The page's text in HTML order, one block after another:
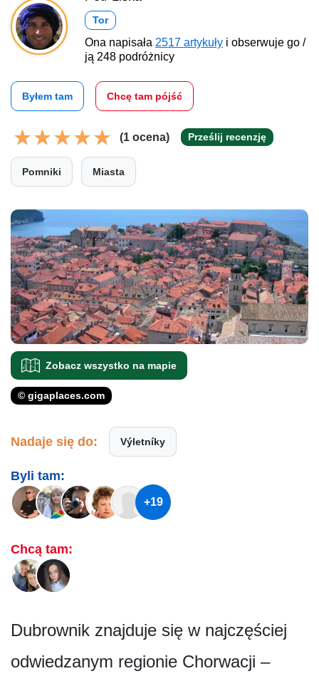
Tor
Ona napisała 2517 artykuły i obserwuje go /
ją 248 podróżnicy
Byłem tam Chcę tam pójść
(1 ocena) Prześlij recenzję
Pomniki Miasta
Zobacz wszystko na mapie
© gigaplaces.com
Nadaje się do: Výletníky
Byli tam:
+19
Chcą tam:
Dubrownik znajduje się w najczęściej
odwiedzanym regionie Chorwacji –